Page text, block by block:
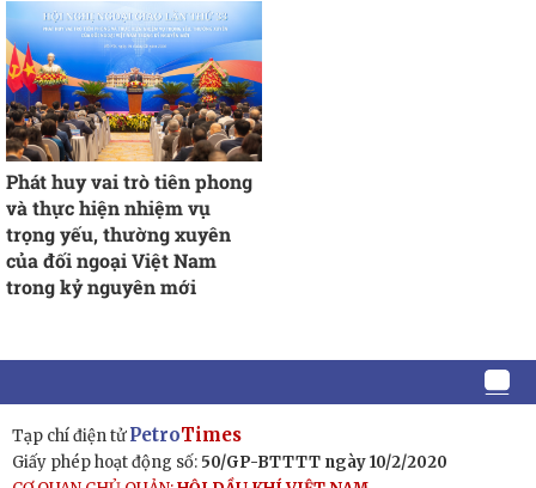
Phát huy vai trò tiên phong
và thực hiện nhiệm vụ
trọng yếu, thường xuyên
của đối ngoại Việt Nam
trong kỷ nguyên mới
Tạp chí điện tửPetroTimes
Giấy phép hoạt động số: 50/GP-BTTTT ngày 10/2/2020